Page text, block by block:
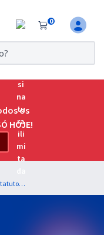
0
os
HOJE!
MP AL - Ministério Público do Estado de Alagoas - Estatuto da Igualdade Racial (Lei nº 12.288/2010) - Professor: Eduardo Galante